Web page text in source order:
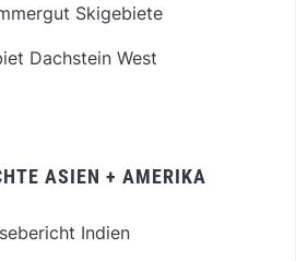
Skigebiete
Dachstein West
ASIEN + AMERIKA
Indien